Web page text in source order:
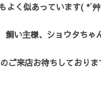
よく似あっています(
飼い主様、ショウタちゃ
ご来店お待ちしており